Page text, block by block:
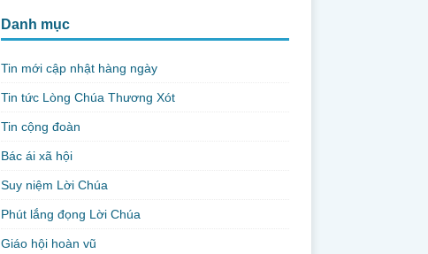
Danh mục
Tin mới cập nhật hàng ngày
Tin tức Lòng Chúa Thương Xót
Tin cộng đoàn
Bác ái xã hội
Suy niệm Lời Chúa
Phút lắng đọng Lời Chúa
Giáo hội hoàn vũ